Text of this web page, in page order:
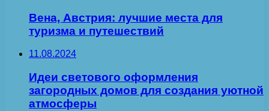
Вена, Австрия: лучшие места для
туризма и путешествий
11.08.2024
Идеи светового оформления
загородных домов для создания уютной
атмосферы